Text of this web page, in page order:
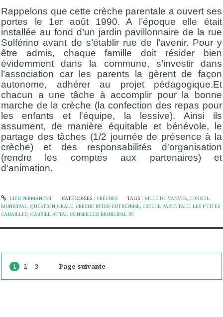
Rappelons que cette crèche parentale a ouvert ses
portes le 1er août 1990. A l’époque elle était
installée au fond d’un jardin pavillonnaire de la rue
Solférino avant de s’établir rue de l’avenir. Pour y
être admis, chaque famille doit résider bien
évidemment dans la commune, s’investir dans
l’association car les parents la gèrent de façon
autonome, adhérer au projet pédagogique.Et
chacun a une tâche à accomplir pour la bonne
marche de la crèche (la confection des repas pour
les enfants et l'équipe, la lessive). Ainsi ils
assument, de manière équitable et bénévole, le
partage des tâches (1/2 journée de présence à la
crèche) et des responsabilités d'organisation
(rendre les comptes aux partenaires) et
d'animation.
LIEN PERMANENT CATÉGORIES : CRÉCHES TAGS :VILLE DE VANVES, CONSEIL
MUNICIPAL, QUESTION ORALE, CRÉCHE INTER-ENTREPRISE, CRÉCHE PARENTALE, LES P’TITES
CANAILLES, GABRIEL ATTAL CONSEILLER MUNICIPAL PS
1 2 3 Page suivante